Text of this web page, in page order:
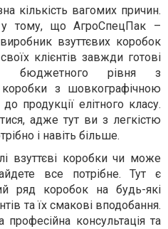
кількість вагомих причин.
тому, що АгроСпецПак –
взуттєвих коробок
клієнтів завжди готові
бюджетного рівня з
з шовкографічною
продукції елітного класу.
адже тут ви з легкістю
і навіть більше.
взуттєві коробки чи може
все потрібне. Тут є
ряд коробок на будь-які
та їх смакові вподобання.
консультація та